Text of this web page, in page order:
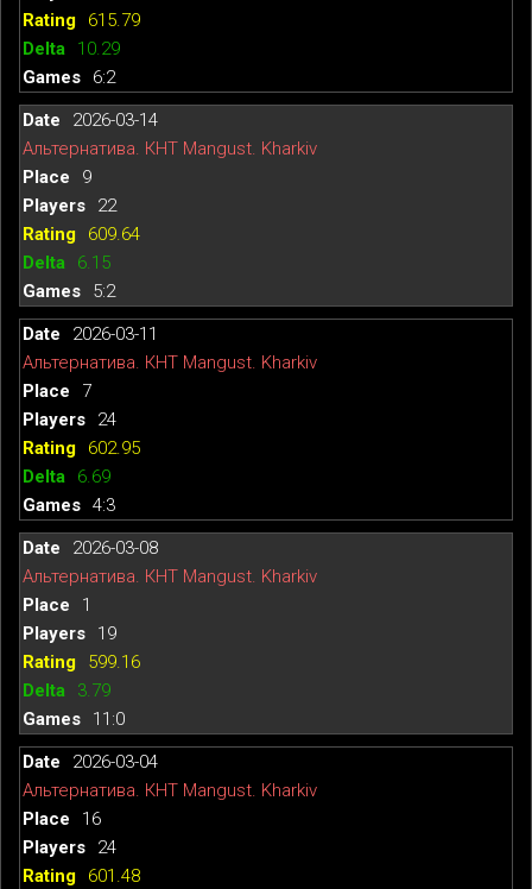
615.79
10.29
6:2
2026-03-14
Альтернатива. КНТ Mangust. Kharkiv
9
22
609.64
6.15
5:2
2026-03-11
Альтернатива. КНТ Mangust. Kharkiv
7
24
602.95
6.69
4:3
2026-03-08
Альтернатива. КНТ Mangust. Kharkiv
1
19
599.16
3.79
11:0
2026-03-04
Альтернатива. КНТ Mangust. Kharkiv
16
24
601.48